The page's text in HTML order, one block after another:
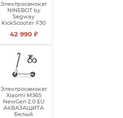
Электросамокат
NINEBOT by
Segway
KickScooter F30
42 990 ₽
Электросамокат
Xiaomi M365
NewGen 2.0 EU
АКВАЗАЩИТА
Белый